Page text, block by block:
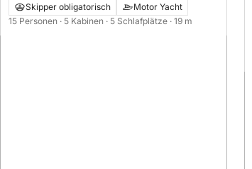
Skipper obligatorisch
Motor Yacht
15 Personen · 5 Kabinen · 5 Schlafplätze · 19 m